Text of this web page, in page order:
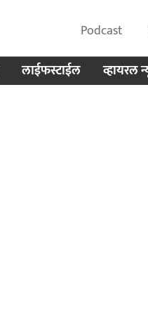
Podcast
लाईफस्टाईल व्हायरल